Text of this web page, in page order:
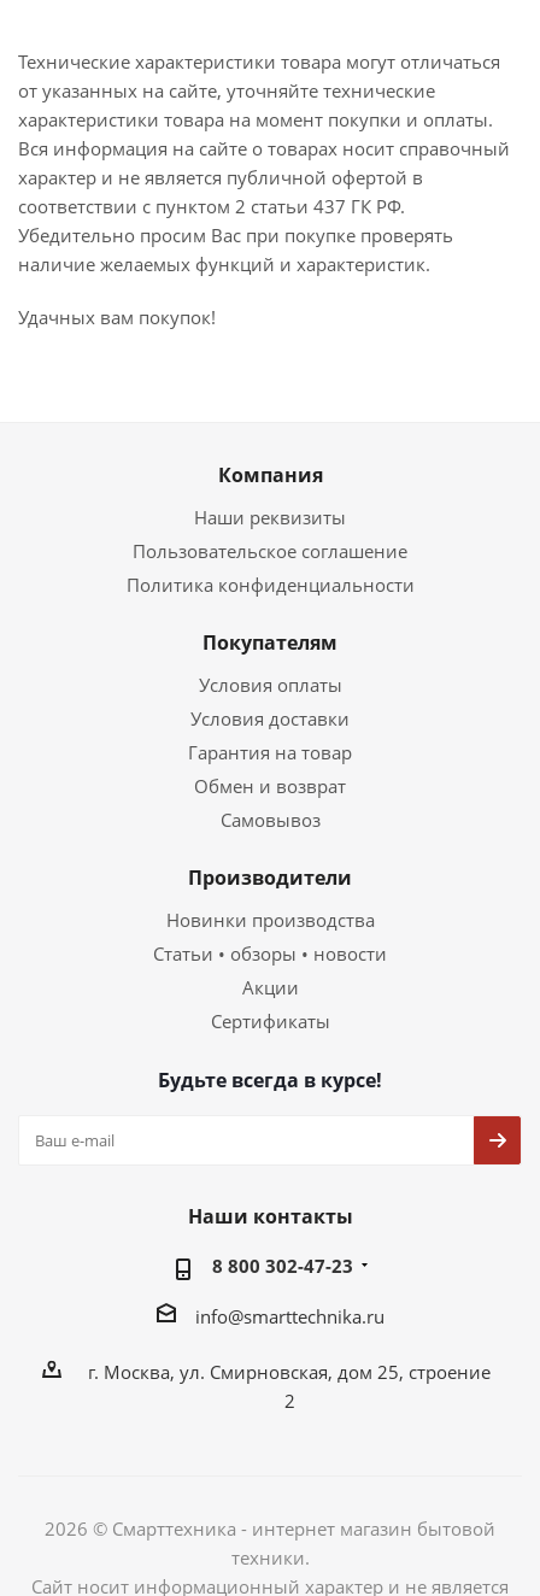
Технические характеристики товара могут отличаться
от указанных на сайте, уточняйте технические
характеристики товара на момент покупки и оплаты.
Вся информация на сайте о товарах носит справочный
характер и не является публичной офертой в
соответствии с пунктом 2 статьи 437 ГК РФ.
Убедительно просим Вас при покупке проверять
наличие желаемых функций и характеристик.
Удачных вам покупок!
Компания
Наши реквизиты
Пользовательское соглашение
Политика конфиденциальности
Покупателям
Условия оплаты
Условия доставки
Гарантия на товар
Обмен и возврат
Самовывоз
Производители
Новинки производства
Статьи • обзоры • новости
Акции
Сертификаты
Будьте всегда в курсе!
Наши контакты
8 800 302-47-23
info@smarttechnika.ru
г. Москва, ул. Смирновская, дом 25, строение
2
2026 © Смарттехника - интернет магазин бытовой
техники.
Сайт носит информационный характер и не является